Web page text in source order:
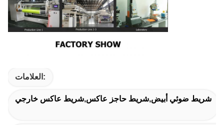
العلامات:
شريط ضوئي أبيض,شريط حاجز عاكس,شريط عاكس خارجي